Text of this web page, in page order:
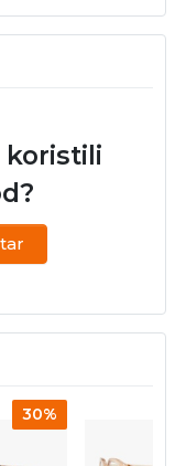
koristili
30%